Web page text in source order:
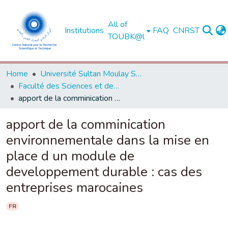
Institutions
All of
TOUBK@l
FAQ CNRST
Home
Université Sultan Moulay Slimane - Béni Mellal
Faculté des Sciences et des Techniques, Béni Mellal
apport de la comminication environnementale dans la mise en place d un module de developpement durable : cas des entreprises marocaines
apport de la comminication
environnementale dans la mise en
place d un module de
developpement durable : cas des
entreprises marocaines
FR